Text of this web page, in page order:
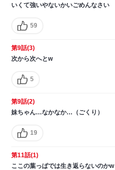
いくて強いやないかいごめんなさい
59
第9話(3)
次から次へとw
5
第9話(2)
妹ちゃん…なかなか…（ごくり）
19
第11話(1)
ここの葉っぱでは生き返らないのかw